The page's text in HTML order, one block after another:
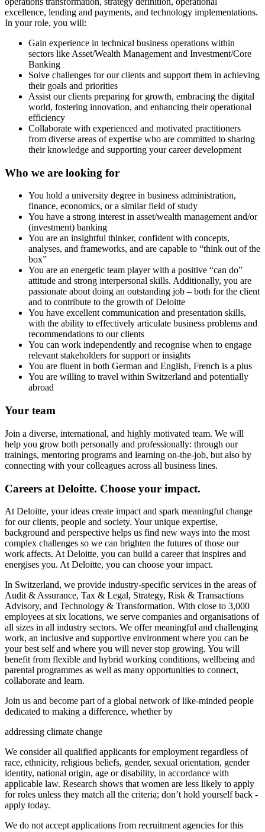
excellence, lending and payments, and technology implementations.
In your role, you will:
Gain experience in technical business operations within
sectors like Asset/Wealth Management and Investment/Core
Banking
Solve challenges for our clients and support them in achieving
their goals and priorities
Assist our clients preparing for growth, embracing the digital
world, fostering innovation, and enhancing their operational
efficiency
Collaborate with experienced and motivated practitioners
from diverse areas of expertise who are committed to sharing
their knowledge and supporting your career development
Who we are looking for
You hold a university degree in business administration,
finance, economics, or a similar field of study
You have a strong interest in asset/wealth management and/or
(investment) banking
You are an insightful thinker, confident with concepts,
analyses, and frameworks, and are capable to “think out of the
box”
You are an energetic team player with a positive “can do”
attitude and strong interpersonal skills. Additionally, you are
passionate about doing an outstanding job – both for the client
and to contribute to the growth of Deloitte
You have excellent communication and presentation skills,
with the ability to effectively articulate business problems and
recommendations to our clients
You can work independently and recognise when to engage
relevant stakeholders for support or insights
You are fluent in both German and English, French is a plus
You are willing to travel within Switzerland and potentially
abroad
Your team
Join a diverse, international, and highly motivated team. We will
help you grow both personally and professionally: through our
trainings, mentoring programs and learning on-the-job, but also by
connecting with your colleagues across all business lines.
Careers at Deloitte. Choose your impact.
At Deloitte, your ideas create impact and spark meaningful change
for our clients, people and society. Your unique expertise,
background and perspective helps us find new ways into the most
complex challenges so we can brighten the futures of those our
work affects. At Deloitte, you can build a career that inspires and
energises you. At Deloitte, you can choose your impact.
In Switzerland, we provide industry-specific services in the areas of
Audit & Assurance, Tax & Legal, Strategy, Risk & Transactions
Advisory, and Technology & Transformation. With close to 3,000
employees at six locations, we serve companies and organisations of
all sizes in all industry sectors. We offer meaningful and challenging
work, an inclusive and supportive environment where you can be
your best self and where you will never stop growing. You will
benefit from flexible and hybrid working conditions, wellbeing and
parental programmes as well as many opportunities to connect,
collaborate and learn.
Join us and become part of a global network of like‑minded people
dedicated to making a difference, whether by
addressing climate change
We consider all qualified applicants for employment regardless of
race, ethnicity, religious beliefs, gender, sexual orientation, gender
identity, national origin, age or disability, in accordance with
applicable law. Research shows that women are less likely to apply
for roles unless they match all the criteria; don’t hold yourself back -
apply today.
We do not accept applications from recruitment agencies for this